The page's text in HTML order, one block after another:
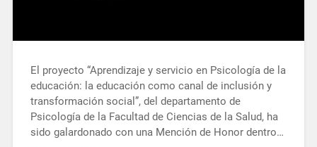
El proyecto “Aprendizaje y servicio en Psicología de la
educación: la educación como canal de inclusión y
transformación social”, del departamento de
Psicología de la Facultad de Ciencias de la Salud, ha
sido galardonado con una Mención de Honor dentro…